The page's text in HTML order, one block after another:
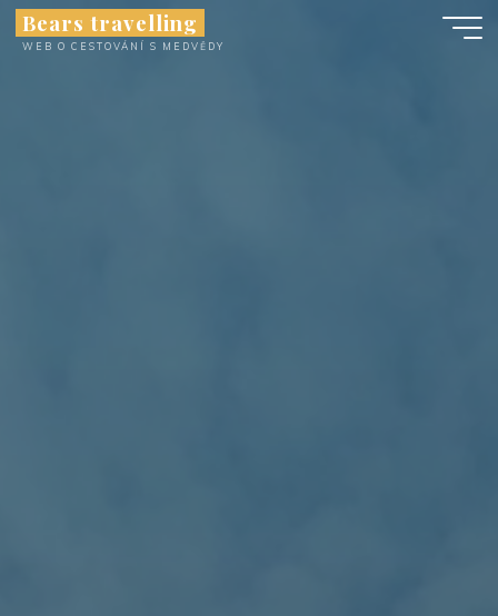
SkipBears travelling
WEB O CESTOVÁNÍ S MEDVĚDY